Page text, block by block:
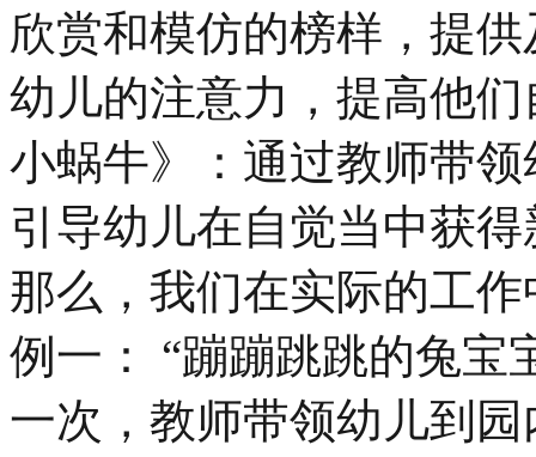
欣赏和模仿的榜样，提
幼儿的注意力，提高他
小蜗牛》：通过教师带
引导幼儿在自觉当中获
那么，我们在实际的工
例一： “蹦蹦跳跳的兔宝
一次，教师带领幼儿到